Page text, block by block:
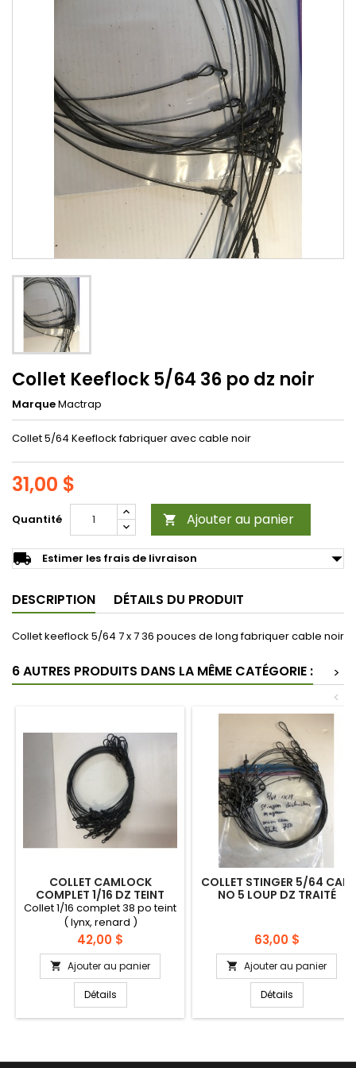
Collet Keeflock 5/64 36 po dz noir
MarqueMactrap
Collet 5/64 Keeflock fabriquer avec cable noir
31,00 $
Quantité  Ajouter au panier
local_shipping Estimer les frais de livraison arrow_drop_down
DESCRIPTION DÉTAILS DU PRODUIT
Collet keeflock 5/64 7 x 7 36 pouces de long fabriquer cable noir
6 AUTRES PRODUITS DANS LA MÊME CATÉGORIE :
>
<
COLLET CAMLOCK
COMPLET 1/16 DZ TEINT
(LYNX,RENARD,COYOTE)
Collet 1/16 complet 38 po teint
( lynx, renard )
Prix
42,00 $
 Ajouter au panier
Détails
COLLET STINGER 5/64 CAM
NO 5 LOUP DZ TRAITÉ
Prix
63,00 $
 Ajouter au panier
Détails